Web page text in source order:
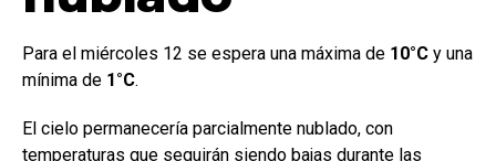
Para el miércoles 12 se espera una máxima de 10°C y una
mínima de 1°C.
El cielo permanecería parcialmente nublado, con
temperaturas que seguirán siendo bajas durante las